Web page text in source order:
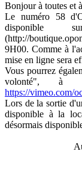
Bonjour à toutes et
Le numéro 58
(http://
9H00. Comme à
mise en ligne sera
Vous pourrez
volonté", à
https://vimeo.com/
Lors de la sortie
disponible à la
désormais